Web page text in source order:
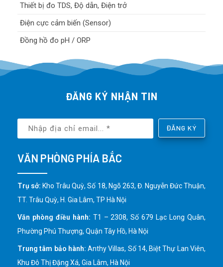
Thiết bị đo TDS, Độ dẫn, Điện trở
Điện cực cảm biến (Sensor)
Đồng hồ đo pH / ORP
ĐĂNG KÝ NHẬN TIN
ĐĂNG KÝ
VĂN PHÒNG PHÍA BẮC
Trụ sở: Kho Trâu Quỳ, Số 18, Ngõ 263, Đ. Nguyễn Đức Thuận,
TT. Trâu Quỳ, H. Gia Lâm, TP Hà Nội
Văn phòng điều hành: T1 – 2308, Số 679 Lạc Long Quân,
Phường Phú Thượng, Quận Tây Hồ, Hà Nội
Trung tâm bảo hành: Anthy Villas, Số 14, Biệt Thự Lan Viên,
Khu Đô Thị Đặng Xá, Gia Lâm, Hà Nội